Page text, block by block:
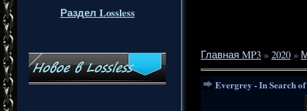
Раздел Lossless
Главная MP3 » 2020 »
Evergrey - In Search